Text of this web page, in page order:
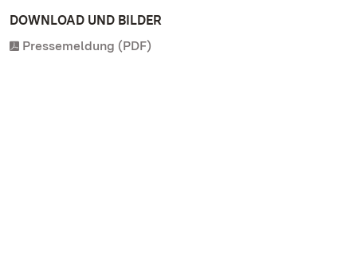
DOWNLOAD UND BILDER
Pressemeldung (PDF)